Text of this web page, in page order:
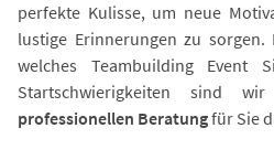
perfekte Kulisse, um neue
lustige Erinnerungen zu
welches Teambuilding Event
Startschwierigkeiten sind
professionellen Beratungfür Sie